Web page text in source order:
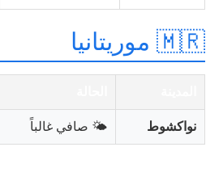
🇲🇷 موريتانيا
نواكشوط 🌤️ صافي غالباً